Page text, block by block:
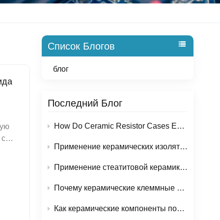
Список Блогов
блог
Последний Блог
How Do Ceramic Resistor Cases Ensure Reliable Performance in High-Temperature Applications?
Применение керамических изоляторов из оксида алюминия в электронике и энергетическом оборудовании.
Применение стеатитовой керамики: почему этот материал широко используется в электрических и нагревательных компонентах?
Почему керамические клеммные колодки становятся все более популярными для обеспечения безопасности электропроводки?
Как керамические компоненты повышают надежность оборудования для производства полупроводников?
допусками и более высокой чистотой. Это снизит риск загрязнения и обеспечит стабильные результаты.Проверку соответствия размеров перед установкой можно избежать проблем. Для измерения размеров труб используются штангенциркули или микрометры. При разработке сложных систем или при выполнении нестандартных задач